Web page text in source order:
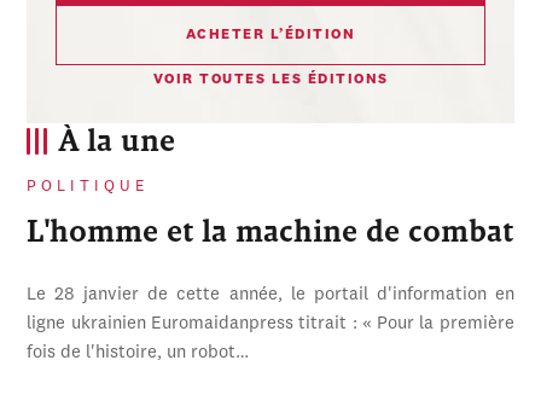
À la une
POLITIQUE
L'homme et la machine de combat
Le 28 janvier de cette année, le portail d'information en
ligne ukrainien Euromaidanpress titrait : « Pour la première
fois de l'histoire, un robot…
ACHETER L’ÉDITION
VOIR TOUTES LES ÉDITIONS